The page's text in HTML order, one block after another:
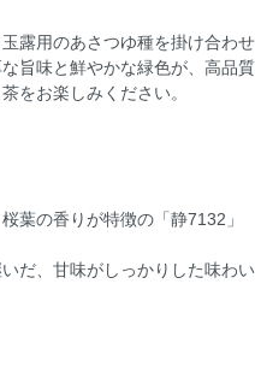
露用のあさつゆ種を掛け合わせ
旨味と鮮やかな緑色が、高品質
をお楽しみください。
葉の香りが特徴の「静7132」
だ、甘味がしっかりした味わい